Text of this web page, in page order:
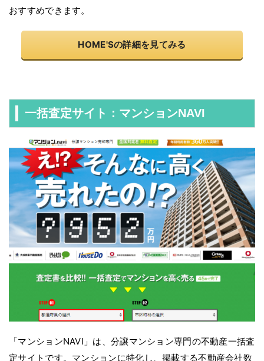
おすすめできます。
HOME'Sの詳細を見てみる
一括査定サイト：マンションNAVI
「マンションNAVI」は、分譲マンション専門の不動産一括査
定サイトです。マンションに特化し、掲載する不動産会社数